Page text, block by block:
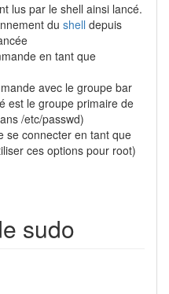
lus par le shell ainsi lancé.
du shell depuis
en tant que
avec le groupe bar
est le groupe primaire de
/etc/passwd)
se connecter en tant que
ces options pour root)
sudo